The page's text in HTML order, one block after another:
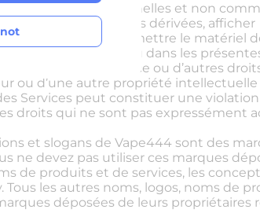
à des fins personnelles et non
créer des œuvres dérivées, afficher
stocker ou transmettre le matériel
expressément prévu dans les
une licence ou d’autres
ou d’une autre propriété intellectuelle
Services peut constituer une
droits qui ne sont pas expressément
et slogans de Vape444 sont des
ne devez pas utiliser ces marques
de produits et de services, les
les autres noms, logos, noms de
déposées de leurs propriétaires